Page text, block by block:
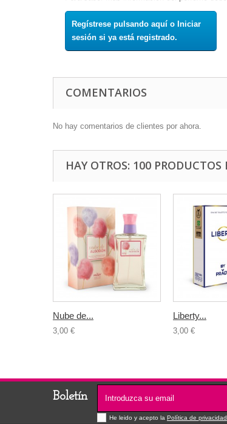
Regístrese pulsando aquí o Iniciar
sesión si ya está registrado.
COMENTARIOS
No hay comentarios de clientes por ahora.
HAY OTROS: 100
Nube de...
3,00 €
Liberty...
3,00 €
Boletín
He leido y acepto la Política de privacidad